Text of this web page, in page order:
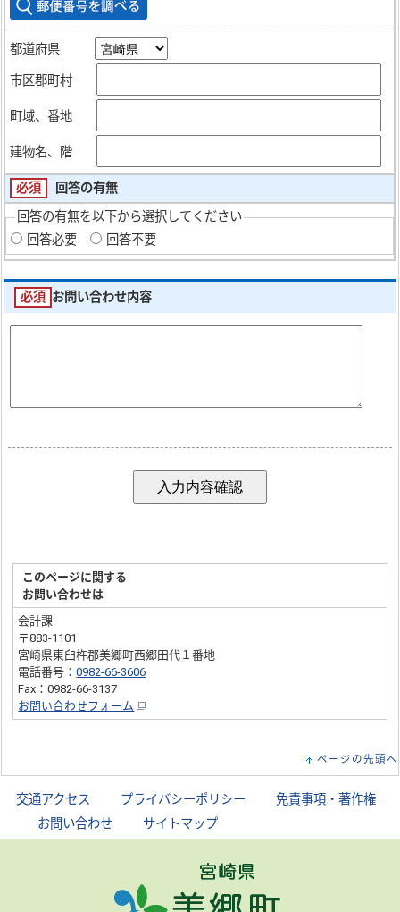
都道府県
市区郡町村
町域、番地
建物名、階
必須
回答の有無
回答の有無を以下から選択してください
回答必要
回答不要
必須 お問い合わせ内容
このページに関する
お問い合わせは
会計課
〒883-1101
宮崎県東臼杵郡美郷町西郷田代１番地
電話番号：0982-66-3606
Fax：0982-66-3137
お問い合わせフォーム
ページの先頭へ
交通アクセス プライバシーポリシー
免責事項・著作権
お問い合わせ サイトマップ